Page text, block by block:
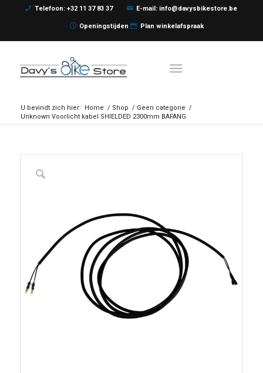
Telefoon: +32 11 37 83 37 E-mail: info@davysbikestore.be
Openingstijden Plan winkelafspraak
U bevindt zich hier: Home / Shop / Geen categorie /
Unknown Voorlicht kabel SHIELDED 2300mm BAFANG